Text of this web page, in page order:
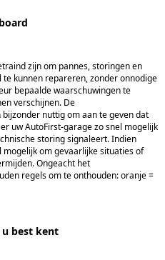
zijn om pannes, storingen en
kunnen repareren, zonder onnodige
bepaalde waarschuwingen te
verschijnen. De
nuttig om aan te geven dat
uw AutoFirst-garage zo snel mogelijk
storing signaleert. Indien
om gevaarlijke situaties of
Ongeacht het
regels om te onthouden: oranje =
u best kent